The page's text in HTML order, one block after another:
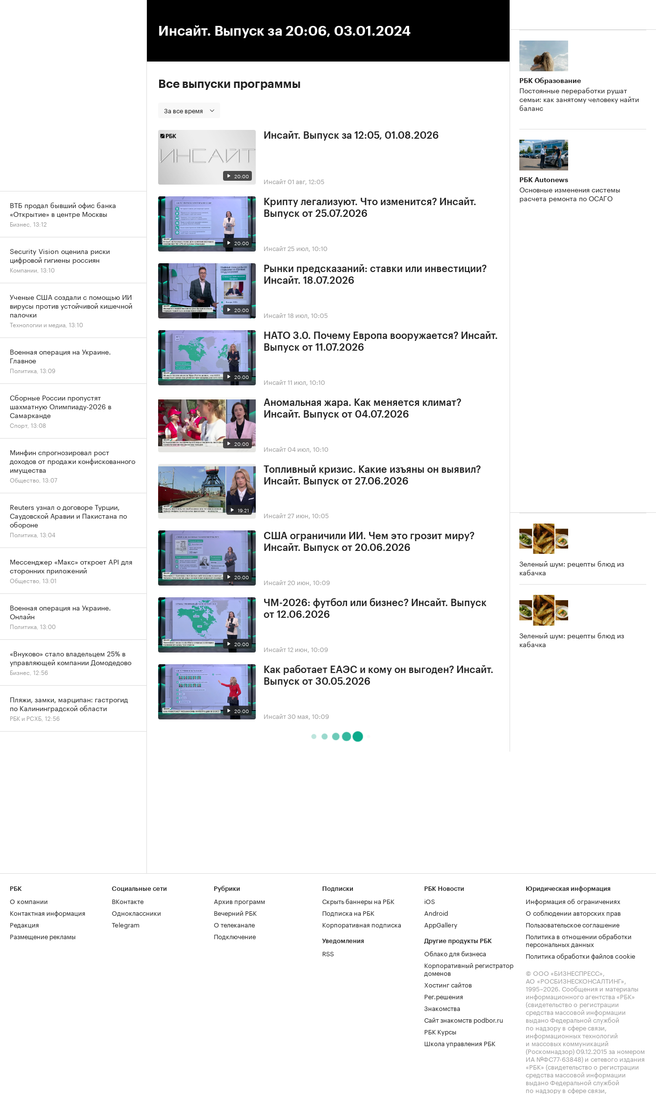
Инсайт. Выпуск за 20:06, 03.01.2024
Все выпуски программы
За все время
20:00
Инсайт. Выпуск за 12:05, 01.08.2026
Инсайт 01 авг, 12:05
20:00
Крипту легализуют. Что изменится? Инсайт.
Выпуск от 25.07.2026
Инсайт 25 июл, 10:10
20:00
Рынки предсказаний: ставки или инвестиции?
Инсайт. 18.07.2026
Инсайт18 июл, 10:05
20:00
НАТО 3.0. Почему Европа вооружается? Инсайт.
Выпуск от 11.07.2026
Инсайт11 июл, 10:10
20:00
Аномальная жара. Как меняется климат?
Инсайт. Выпуск от 04.07.2026
Инсайт 04 июл, 10:10
19:21
Топливный кризис. Какие изъяны он выявил?
Инсайт. Выпуск от 27.06.2026
Инсайт 27 июн, 10:05
20:00
США ограничили ИИ. Чем это грозит миру?
Инсайт. Выпуск от 20.06.2026
Инсайт 20 июн, 10:09
20:00
ЧМ-2026: футбол или бизнес? Инсайт. Выпуск
от 12.06.2026
Инсайт12 июн, 10:09
20:00
Как работает ЕАЭС и кому он выгоден? Инсайт.
Выпуск от 30.05.2026
Инсайт30 мая, 10:09
РБК Образование
Постоянные переработки рушат
семьи: как занятому человеку найти
баланс
РБК Autonews
Основные изменения системы
расчета ремонта по ОСАГО
Зеленый шум: рецепты блюд из
кабачка
Зеленый шум: рецепты блюд из
кабачка
ВТБ продал бывший офис банка
«Открытие» в центре Москвы
Бизнес, 13:12
Security Vision оценила риски
цифровой гигиены россиян
Компании, 13:10
Ученые США создали с помощью ИИ
вирусы против устойчивой кишечной
палочки
Технологии и медиа, 13:10
Военная операция на Украине.
Главное
Политика, 13:09
Сборные России пропустят
шахматную Олимпиаду-2026 в
Самарканде
Спорт, 13:08
Минфин спрогнозировал рост
доходов от продажи конфискованного
имущества
Общество, 13:07
Reuters узнал о договоре Турции,
Саудовской Аравии и Пакистана по
обороне
Политика, 13:04
Мессенджер «Макс» откроет API для
сторонних приложений
Общество, 13:01
Военная операция на Украине.
Онлайн
Политика, 13:00
«Внуково» стало владельцем 25% в
управляющей компании Домодедово
Бизнес, 12:56
Пляжи, замки, марципан: гастрогид
по Калининградской области
РБК и РСХБ, 12:56
РБК
О компании
Контактная информация
Редакция
Размещение рекламы
Социальные сети
ВКонтакте
Одноклассники
Telegram
Рубрики
Архив программ
Вечерний РБК
О телеканале
Подключение
Подписки
Скрыть баннеры на РБК
Подписка на РБК
Корпоративная подписка
Уведомления
RSS
РБК Новости
iOS
Android
AppGallery
Другие продукты РБК
Облако для бизнеса
Корпоративный регистратор
доменов
Хостинг сайтов
Рег.решения
Знакомства
Сайт знакомств podbor.ru
РБК Курсы
Школа управления РБК
Юридическая информация
Информация об ограничениях
О соблюдении авторских прав
Пользовательское соглашение
Политика в отношении обработки
персональных данных
Политика обработки файлов cookie
© ООО «БИЗНЕСПРЕСС»,
АО «РОСБИЗНЕСКОНСАЛТИНГ»,
1995–2026. Сообщения и материалы
информационного агентства «РБК»
(свидетельство о регистрации
средства массовой информации
выдано Федеральной службой
по надзору в сфере связи,
информационных технологий
и массовых коммуникаций
(Роскомнадзор) 09.12.2015 за номером
ИА №ФС77-63848) и сетевого издания
«РБК» (свидетельство о регистрации
средства массовой информации
выдано Федеральной службой
по надзору в сфере связи,